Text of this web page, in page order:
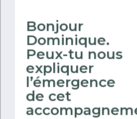
Bonjour
Dominique.
Peux-tu nous
expliquer
l’émergence
de cet